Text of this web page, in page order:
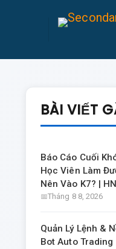
BÀI VIẾT
Báo Cáo Cuối
Học Viên Làm
Nên Vào K7? |
Tháng 8 8, 2026
Quản Lý Lệnh &
Bot Auto Trading